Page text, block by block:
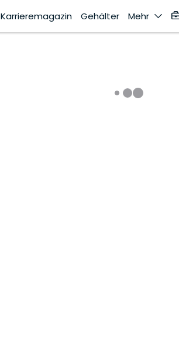
Karrieremagazin Gehälter Mehr